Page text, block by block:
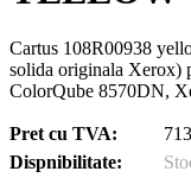
Cartus 108R00938
solida originala Xerox)
ColorQube 8570DN,
Pret cu TVA:
Dispnibilitate: